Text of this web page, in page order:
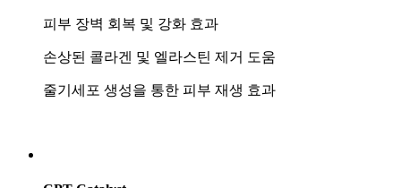
피부 장벽 회복 및 강화 효과
손상된 콜라겐 및 엘라스틴 제거 도움
줄기세포 생성을 통한 피부 재생 효과